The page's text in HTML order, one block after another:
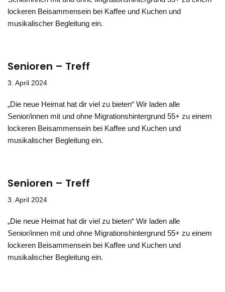
lockeren Beisammensein bei Kaffee und Kuchen und
musikalischer Begleitung ein.
Senioren – Treff
3. April 2024
„Die neue Heimat hat dir viel zu bieten“ Wir laden alle
Senior/innen mit und ohne Migrationshintergrund 55+ zu einem
lockeren Beisammensein bei Kaffee und Kuchen und
musikalischer Begleitung ein.
Senioren – Treff
3. April 2024
„Die neue Heimat hat dir viel zu bieten“ Wir laden alle
Senior/innen mit und ohne Migrationshintergrund 55+ zu einem
lockeren Beisammensein bei Kaffee und Kuchen und
musikalischer Begleitung ein.